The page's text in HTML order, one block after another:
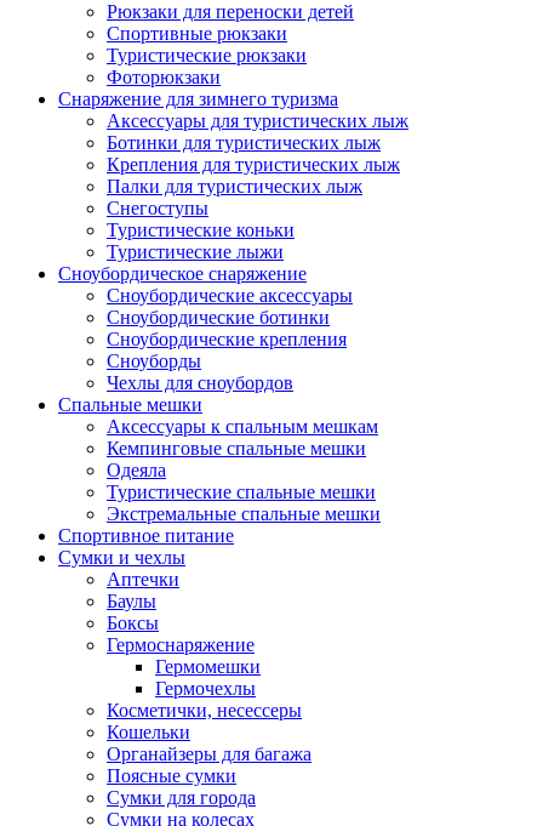
Рюкзаки для переноски детей
Спортивные рюкзаки
Туристические рюкзаки
Фоторюкзаки
Снаряжение для зимнего туризма
Аксессуары для туристических лыж
Ботинки для туристических лыж
Крепления для туристических лыж
Палки для туристических лыж
Снегоступы
Туристические коньки
Туристические лыжи
Сноубордическое снаряжение
Сноубордические аксессуары
Сноубордические ботинки
Сноубордические крепления
Сноуборды
Чехлы для сноубордов
Спальные мешки
Аксессуары к спальным мешкам
Кемпинговые спальные мешки
Одеяла
Туристические спальные мешки
Экстремальные спальные мешки
Спортивное питание
Сумки и чехлы
Аптечки
Баулы
Боксы
Гермоснаряжение
Гермомешки
Гермочехлы
Косметички, несессеры
Кошельки
Органайзеры для багажа
Поясные сумки
Сумки для города
Сумки на колесах